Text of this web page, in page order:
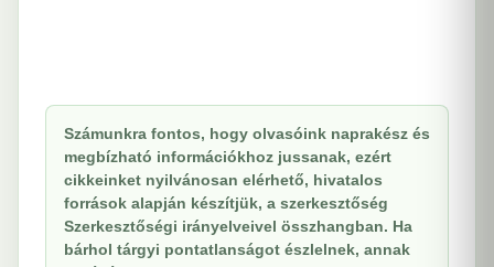
Számunkra fontos, hogy olvasóink naprakész és
megbízható információkhoz jussanak, ezért
cikkeinket nyilvánosan elérhető, hivatalos
források alapján készítjük, a szerkesztőség
Szerkesztőségi irányelveivel összhangban. Ha
bárhol tárgyi pontatlanságot észlelnek, annak